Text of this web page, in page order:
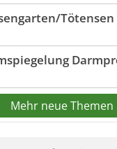
Tötensen
Mehr neue Themen